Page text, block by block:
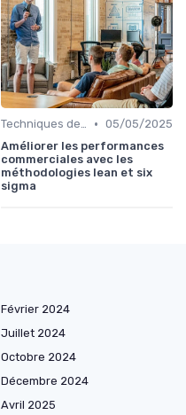
Techniques de vente • 05/05/2025
Améliorer les performances
commerciales avec les
méthodologies lean et six
sigma
Février 2024
Juillet 2024
Octobre 2024
Décembre 2024
Avril 2025